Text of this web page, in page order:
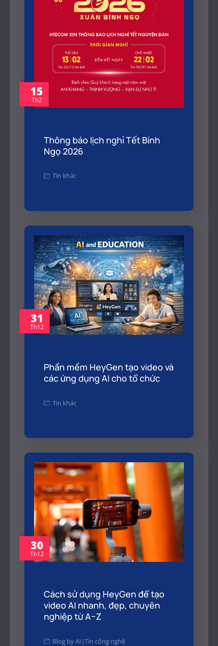
15
Th2
Thông báo lịch nghỉ Tết Bính
Ngọ 2026
Tin khác
31
Th12
Phần mềm HeyGen tạo video và
các ứng dụng AI cho tổ chức
Tin khác
30
Th12
Cách sử dụng HeyGen để tạo
video AI nhanh, đẹp, chuyên
nghiệp từ A–Z
Blog by AI |Tin công nghệ